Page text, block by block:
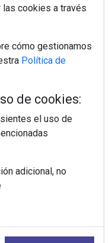
noticias canal
electrónica de
distribución, noticias
mercado.
cookies a través
cómo gestionamos
Política de
de cookies:
el uso de
adicional, no